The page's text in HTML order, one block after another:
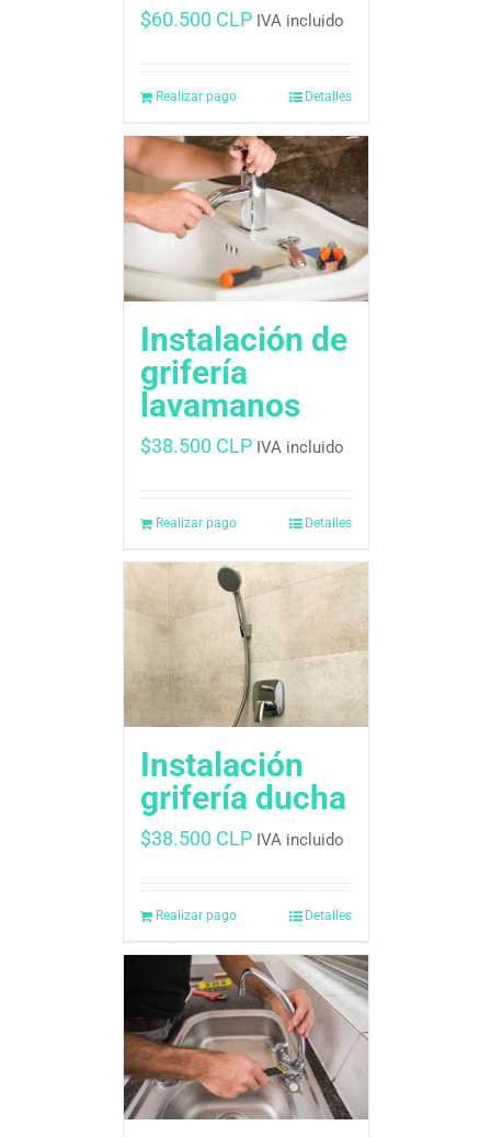
$60.500 CLP IVA incluido
Realizar pago Detalles
Instalación de
grifería
lavamanos
$38.500 CLP IVA incluido
Realizar pago Detalles
Instalación
grifería ducha
$38.500 CLP IVA incluido
Realizar pago Detalles